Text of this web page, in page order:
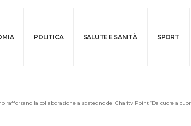
POLITICA SALUTE E SANITÀ SPORT
rafforzano la collaborazione a sostegno del Charity Point “Da cuore a cuore”